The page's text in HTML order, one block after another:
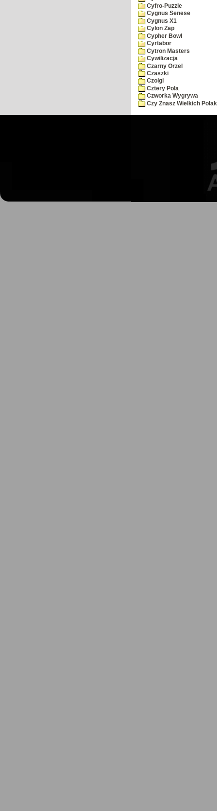
Cyfro-Puzzle
Cygnus Senese
Cygnus X1
Cylon Zap
Cypher Bowl
Cyrtabor
Cytron Masters
Cywilizacja
Czarny Orzel
Czaszki
Czolgi
Cztery Pola
Czworka Wygrywa
Czy Znasz Wielkich